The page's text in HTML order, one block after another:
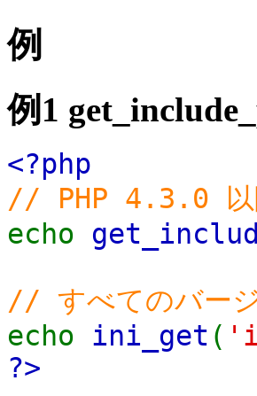
例
例1
<?php
// PHP 4.3.0 以
echo
// すべてのバー
echo ini_get (
?>